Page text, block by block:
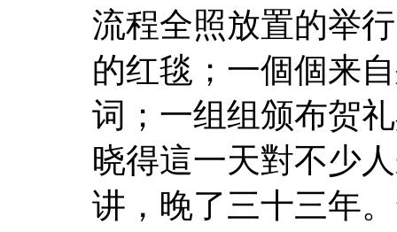
流程全照放置的举
的红毯；一個個来
词；一组组颁布贺
晓得這一天對不少
讲，晚了三十三年